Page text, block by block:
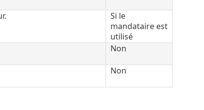
Si le
mandataire est
utilisé
Non
Non